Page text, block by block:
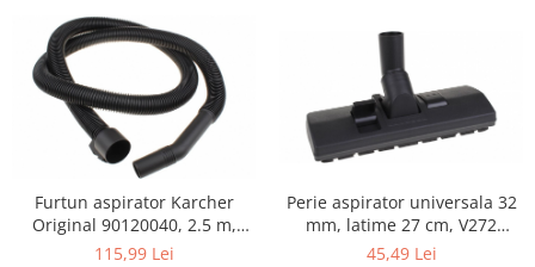
Camere video si sport
Drone si Accesorii
Home Cinema & Audio
Playere, Boxe & Casti
Telescoape & Optica
Televizoare & accesorii
Bacanie
Ambalaje cadouri
Furtun aspirator Karcher
Original 90120040, 2.5 m,
negru
115,99 Lei
Perie aspirator universala 32
mm, latime 27 cm, V272
ECONOMY
45,49 Lei